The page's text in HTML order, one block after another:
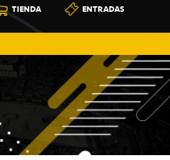
TIENDA ENTRADAS